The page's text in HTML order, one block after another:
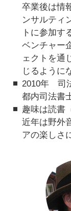
卒業後は情
ンサルティ
トに参加す
ベンチャー
ェクトを通
じるように
2010年 司
都内司法書
趣味は読書
近年は野外
アの楽しさ